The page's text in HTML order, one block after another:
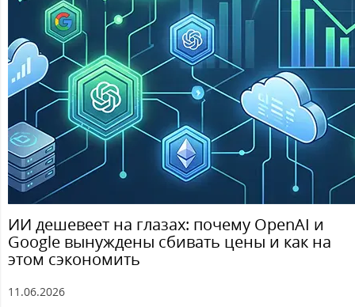
ИИ дешевеет на глазах: почему OpenAI и
Google вынуждены сбивать цены и как на
этом сэкономить
11.06.2026